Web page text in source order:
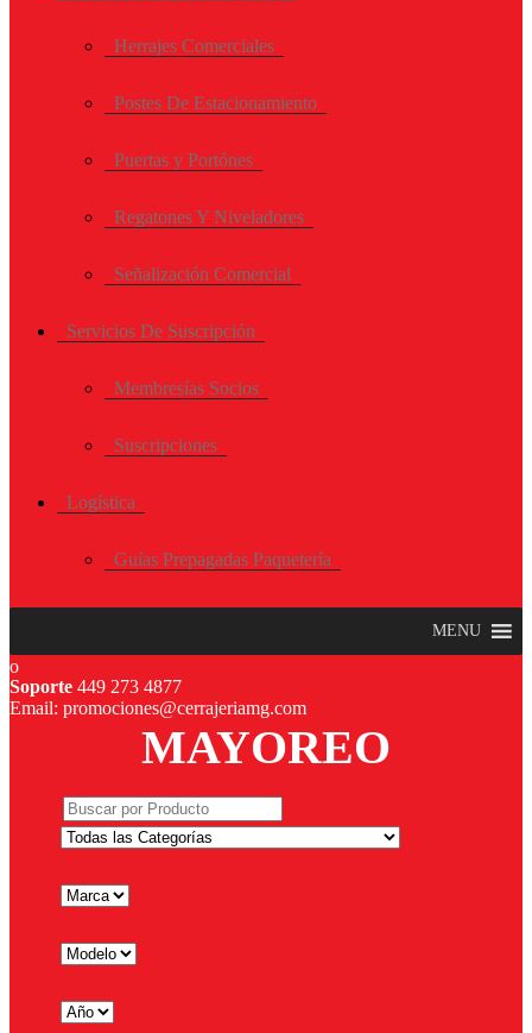
Herrajes Comerciales
Postes De Estacionamiento
Puertas y Portónes
Regatones Y Niveladores
Señalización Comercial
Servicios De Suscripción
Membresías Socios
Suscripciones
Logística
Guías Prepagadas Paquetería
MENU
Soporte 449 273 4877
Email: promociones@cerrajeriamg.com
MAYOREO